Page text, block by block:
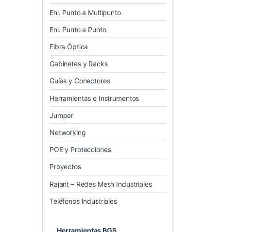
Enl. Punto a Multipunto
Enl. Punto a Punto
Fibra Óptica
Gabinetes y Racks
Guías y Conectores
Herramientas e Instrumentos
Jumper
Networking
POE y Protecciones
Proyectos
Rajant – Redes Mesh Industriales
Teléfonos Industriales
Herramientas BGS